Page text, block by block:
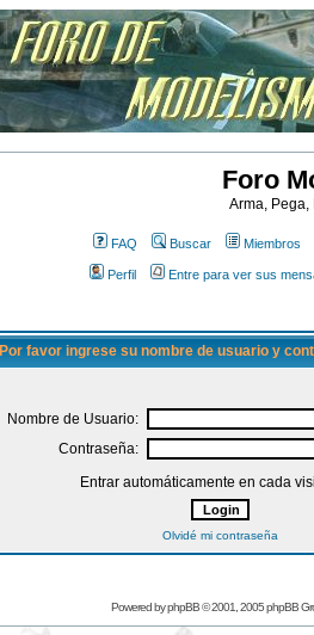
Foro
Arma, Pega,
FAQ Buscar Miembros
Perfil Entre para ver sus
Por favor ingrese su nombre de usuario y
Nombre de Usuario:
Contraseña:
Entrar automáticamente en cada
Olvidé mi contraseña
Powered byphpBB© 2001, 2005 phpBB